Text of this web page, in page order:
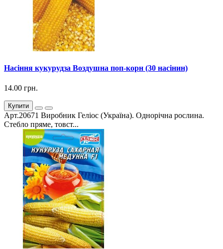
Насіння кукурудза Воздушна поп-корн (30 насінин)
14.00 грн.
Купити
Арт.20671 Виробник Геліос (Україна). Однорічна рослина.
Стебло пряме, товст...